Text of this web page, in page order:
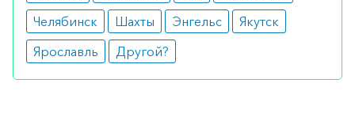
Как оформить заказ?
Вы можете заказать препарат с доставкой в
Челябинск
Шахты Энгельс
Якутск
Ярославль
Другой?